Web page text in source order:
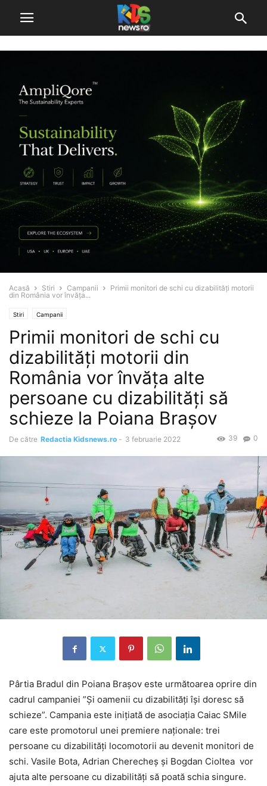
Acasă Stiri Campanii
Primii monitori de schi cu dizabilități motorii
din România vor învăța...
Stiri Campanii
Primii monitori de schi cu
dizabilități motorii din
România vor învăța alte
persoane cu dizabilități să
schieze la Poiana Brașov
De către Redactia Kidsnews.ro - 3 februarie 2022 0
39
Pârtia Bradul din Poiana Brașov este următoarea oprire din
cadrul campaniei ”Și oamenii cu dizabilități își doresc să
schieze”. Campania este inițiată de asociația Caiac SMile
care este promotorul unei premiere naționale: trei
persoane cu dizabilități locomotorii au devenit monitori de
schi. Vasile Bota, Adrian Cherecheș și Bogdan Cioltea vor
ajuta alte persoane cu dizabilități să poată schia singure.